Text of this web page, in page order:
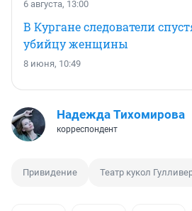
6 августа, 13:00
В Кургане следователи
убийцу женщины
8 июня, 10:49
Надежда Тихомирова
корреспондент
Привидение Театр кукол